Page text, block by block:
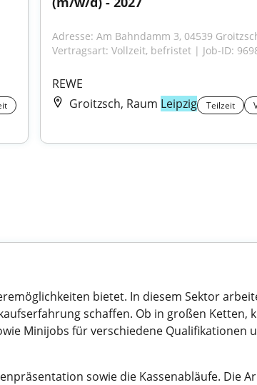
Adresse: Am Bahndamm 3, 04539
Vertragsart: Vollzeit, befristet | Job-ID:
REWE
Groitzsch, Raum Leipzig Teilzeit
bietet. In diesem Sektor
schaffen. Ob in großen Ketten,
Minijobs für verschiedene Qualifikationen
sowie die Kassenabläufe. Die